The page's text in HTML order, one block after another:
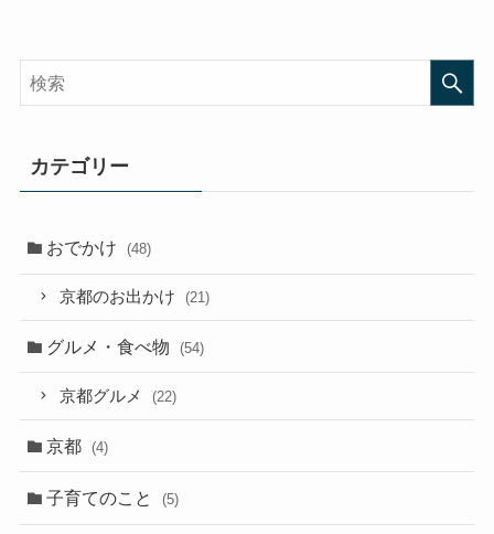
カテゴリー
おでかけ (48)
京都のお出かけ (21)
グルメ・食べ物 (54)
京都グルメ (22)
京都 (4)
子育てのこと (5)